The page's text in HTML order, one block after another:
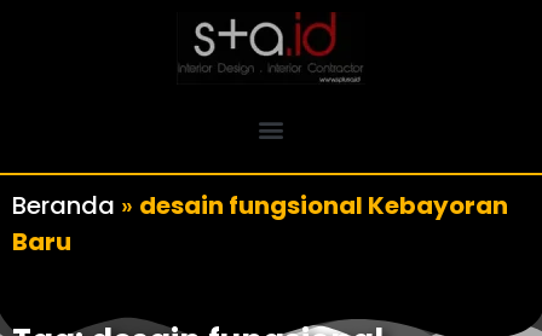
Beranda » desain fungsional Kebayoran
Baru